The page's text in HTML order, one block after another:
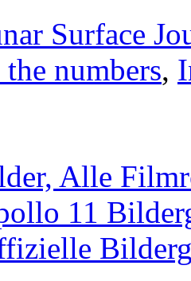
Surface
numbers,
Alle
11